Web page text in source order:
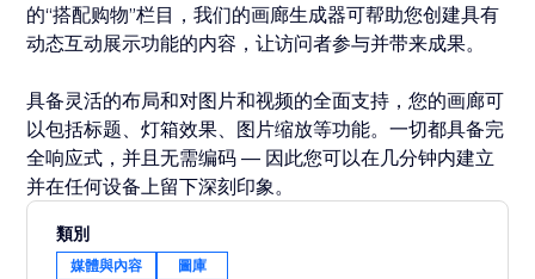
的“搭配购物”栏目，我们的画廊生成器可帮助您创建具有
动态互动展示功能的内容，让访问者参与并带来成果。
具备灵活的布局和对图片和视频的全面支持，您的画廊可
以包括标题、灯箱效果、图片缩放等功能。一切都具备完
全响应式，并且无需编码 — 因此您可以在几分钟内建立
并在任何设备上留下深刻印象。
類別
媒體與內容 圖庫